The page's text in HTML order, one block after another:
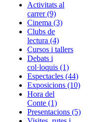
Activitats al
carrer (9)
Cinema (3)
Clubs de
lectura (4)
Cursos i tallers
Debats i
col·loquis (1)
Espectacles (44)
Exposicions (10)
Hora del
Conte (1)
Presentacions (5)